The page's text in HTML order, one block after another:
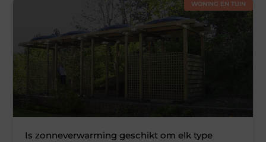
WONING EN TUIN
Is zonneverwarming geschikt om elk type